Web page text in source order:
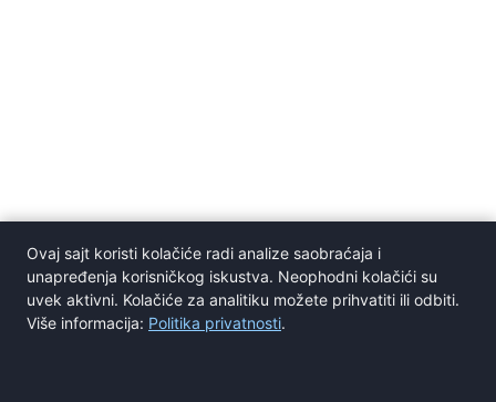
Ovaj sajt koristi kolačiće radi analize saobraćaja i
unapređenja korisničkog iskustva. Neophodni kolačići su
uvek aktivni. Kolačiće za analitiku možete prihvatiti ili odbiti.
Više informacija: Politika privatnosti.